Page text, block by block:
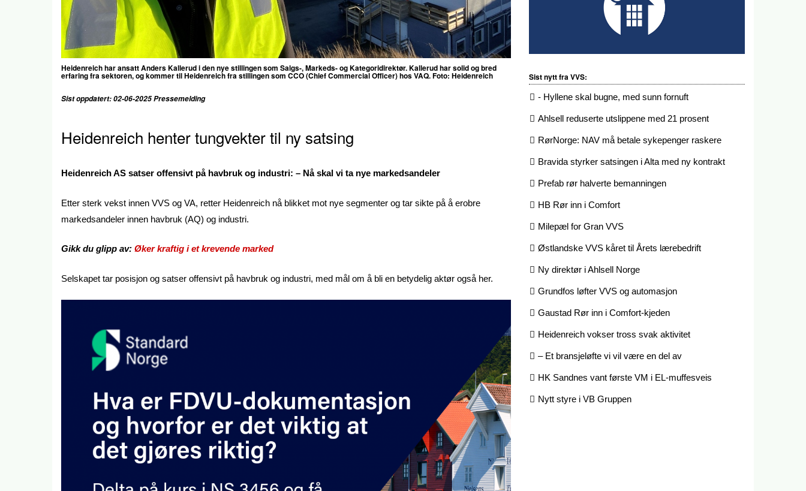
Heidenreich har ansatt Anders Kallerud i den nye stillingen som Salgs-, Markeds- og Kategoridirektør.Kallerud har solid og bred
erfaring fra sektoren, og kommer til Heidenreich fra stillingen som CCO (Chief Commercial Officer) hos VAQ. Foto: Heidenreich
Sist oppdatert: 02-06-2025 Pressemelding
Heidenreich henter tungvekter til ny satsing
Heidenreich AS satser offensivt på havbruk og industri: – Nå skal vi ta nye markedsandeler
Etter sterk vekst innen VVS og VA, retter Heidenreich nå blikket mot nye segmenter og tar sikte på å erobre
markedsandeler innen havbruk (AQ) og industri.
Gikk du glipp av: Øker kraftig i et krevende marked
Selskapet tar posisjon og satser offensivt på havbruk og industri, med mål om å bli en betydelig aktør også her.
Sist nytt fra VVS:
- Hyllene skal bugne, med sunn fornuft
Ahlsell reduserte utslippene med 21 prosent
RørNorge: NAV må betale sykepenger raskere
Bravida styrker satsingen i Alta med ny kontrakt
Prefab rør halverte bemanningen
HB Rør inn i Comfort
Milepæl for Gran VVS
Østlandske VVS kåret til Årets lærebedrift
Ny direktør i Ahlsell Norge
Grundfos løfter VVS og automasjon
Gaustad Rør inn i Comfort-kjeden
Heidenreich vokser tross svak aktivitet
– Et bransjeløfte vi vil være en del av
HK Sandnes vant første VM i EL-muffesveis
Nytt styre i VB Gruppen